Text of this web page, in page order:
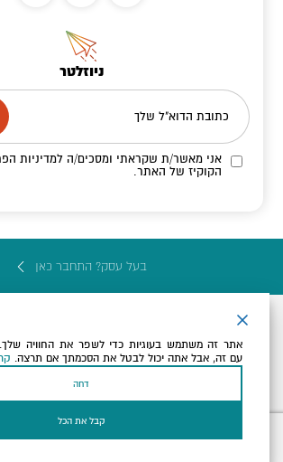
ניוזלטר
כתובת הדוא"ל שלך
אני מאשר/ת שקראתי ומסכים/הלמדיניות
הקוקיז של האתר.
בעל עסק? התחבר כאן
כל הזכויות שמורות לארץ ים המלח ©
אתר זה משתמש בעוגיות כדי לשפר את החוויה
עם זה, אבל אתה יכול לבטל את הסכמתך אם תרצה.
דחה
קבל את הכל